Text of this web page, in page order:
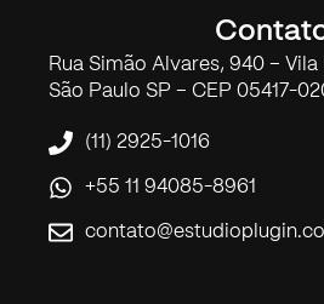
Rua Simão Alvares, 940 – Vila
São Paulo SP – CEP 05417-
(11) 2925-1016
+55 11 94085-8961